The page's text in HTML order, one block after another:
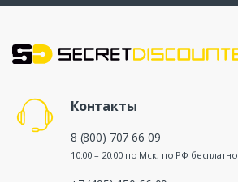
Контакты
8 (800) 707 66 09
10:00 – 20:00 по Мск, по РФ бесплатно